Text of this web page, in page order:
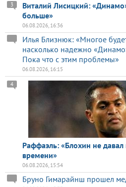
Виталий Лисицкий:
больше»
3
06.08.2026, 16:36
Илья Близнюк: «Многое
насколько надежно
Пока что с этим проблемы»
06.08.2026, 16:15
Раффаэль: «Блохин не
времени»
4
06.08.2026, 15:54
Бруно Гимарайнш прошел